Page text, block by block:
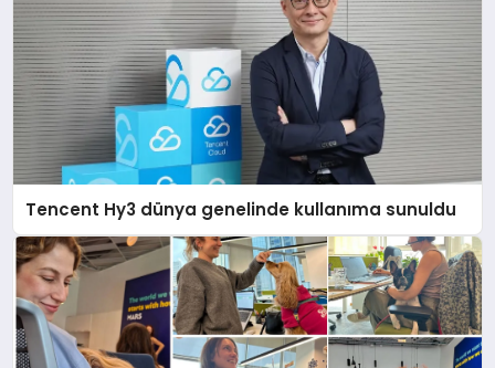
Tencent Hy3 dünya genelinde kullanıma sunuldu